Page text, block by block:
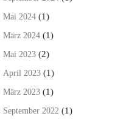
Mai 2024 (1)
März 2024 (1)
Mai 2023 (2)
April 2023 (1)
März 2023 (1)
September 2022 (1)